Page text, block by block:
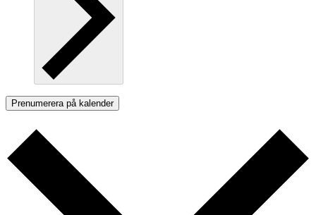
Prenumerera på kalender